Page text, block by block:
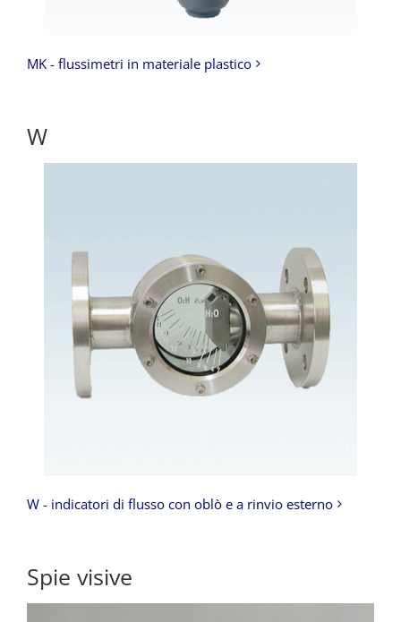
MK - flussimetri in materiale plastico
W
W - indicatori di flusso con oblò e a rinvio esterno
Spie visive